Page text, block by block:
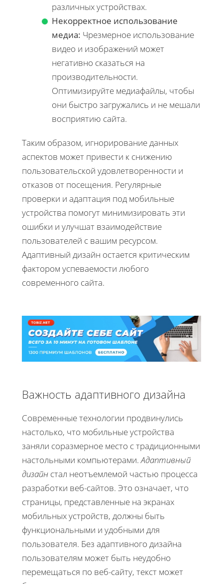
различных устройствах.
Некорректное использование
медиа: Чрезмерное использование
видео и изображений может
негативно сказаться на
производительности.
Оптимизируйте медиафайлы, чтобы
они быстро загружались и не мешали
восприятию сайта.
Таким образом, игнорирование данных
аспектов может привести к снижению
пользовательской удовлетворенности и
отказов от посещения. Регулярные
проверки и адаптация под мобильные
устройства помогут минимизировать эти
ошибки и улучшат взаимодействие
пользователей с вашим ресурсом.
Адаптивный дизайн остается критическим
фактором успеваемости любого
современного сайта.
Важность адаптивного дизайна
Современные технологии продвинулись
настолько, что мобильные устройства
заняли соразмерное место с традиционными
настольными компьютерами. Адаптивный
дизайн стал неотъемлемой частью процесса
разработки веб-сайтов. Это означает, что
страницы, представленные на экранах
мобильных устройств, должны быть
функциональными и удобными для
пользователя. Без адаптивного дизайна
пользователям может быть неудобно
перемещаться по веб-сайту, текст может